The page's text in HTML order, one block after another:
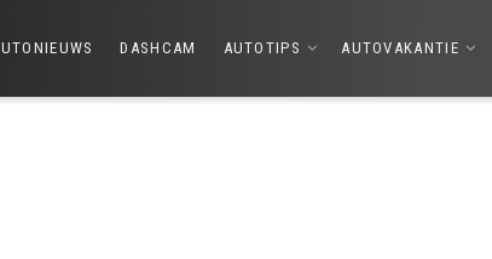
DASHCAM AUTOTIPS AUTOVAKANTIE